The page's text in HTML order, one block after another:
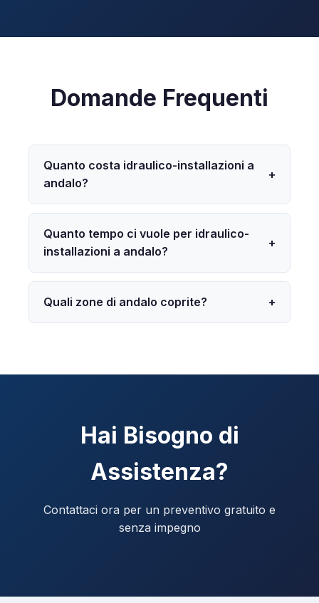
Domande Frequenti
Quanto costa idraulico-installazioni a
andalo?
+
Quanto tempo ci vuole per idraulico-
installazioni a andalo?
+
Quali zone di andalo coprite? +
Hai Bisogno di
Assistenza?
Contattaci ora per un preventivo gratuito e
senza impegno